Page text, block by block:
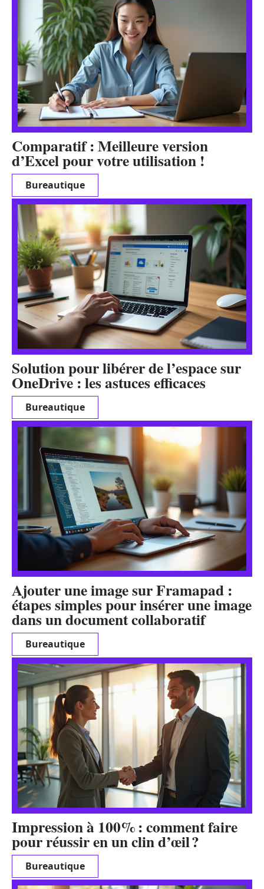
Comparatif : Meilleure version
d’Excel pour votre utilisation !
Bureautique
Solution pour libérer de l’espace sur
OneDrive : les astuces efficaces
Bureautique
Ajouter une image sur Framapad :
étapes simples pour insérer une image
dans un document collaboratif
Bureautique
Impression à 100% : comment faire
pour réussir en un clin d’œil ?
Bureautique